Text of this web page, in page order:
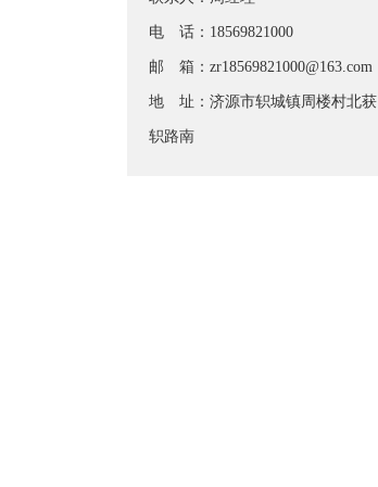
电 话：18569821000
邮 箱： zr18569821000@163.com
地 址：济源市轵城镇周楼村北获
轵路南